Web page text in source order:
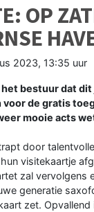
OP
2023, 13:35 uur
bestuur dat
de gratis
mooie acts
door
visitekaartje
zal
generatie
zet.